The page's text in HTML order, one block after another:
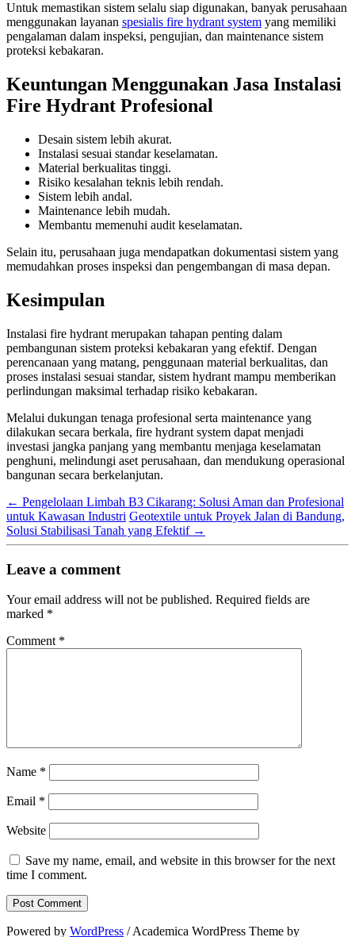
Untuk memastikan sistem selalu siap digunakan, banyak perusahaan
menggunakan layanan spesialis fire hydrant system yang memiliki
pengalaman dalam inspeksi, pengujian, dan maintenance sistem
proteksi kebakaran.
Keuntungan Menggunakan Jasa Instalasi
Fire Hydrant Profesional
Desain sistem lebih akurat.
Instalasi sesuai standar keselamatan.
Material berkualitas tinggi.
Risiko kesalahan teknis lebih rendah.
Sistem lebih andal.
Maintenance lebih mudah.
Membantu memenuhi audit keselamatan.
Selain itu, perusahaan juga mendapatkan dokumentasi sistem yang
memudahkan proses inspeksi dan pengembangan di masa depan.
Kesimpulan
Instalasi fire hydrant merupakan tahapan penting dalam
pembangunan sistem proteksi kebakaran yang efektif. Dengan
perencanaan yang matang, penggunaan material berkualitas, dan
proses instalasi sesuai standar, sistem hydrant mampu memberikan
perlindungan maksimal terhadap risiko kebakaran.
Melalui dukungan tenaga profesional serta maintenance yang
dilakukan secara berkala, fire hydrant system dapat menjadi
investasi jangka panjang yang membantu menjaga keselamatan
penghuni, melindungi aset perusahaan, dan mendukung operasional
bangunan secara berkelanjutan.
← Pengelolaan Limbah B3 Cikarang: Solusi Aman dan Profesional
untuk Kawasan Industri Geotextile untuk Proyek Jalan di Bandung,
Solusi Stabilisasi Tanah yang Efektif →
Leave a comment
Your email address will not be published. Required fields are
marked *
Comment *
Name *
Email *
Website
Save my name, email, and website in this browser for the next
time I comment.
Powered by WordPress / Academica WordPress Theme by